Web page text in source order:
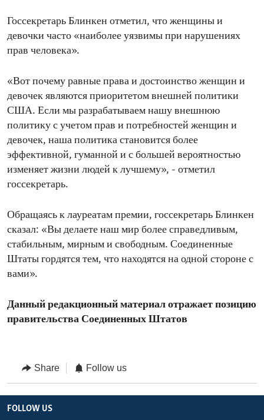
Госсекретарь Блинкен отметил, что женщины и
девочки часто «наиболее уязвимы при нарушениях
прав человека».
«Вот почему равные права и достоинство женщин и
девочек являются приоритетом внешней политики
США. Если мы разрабатываем нашу внешнюю
политику с учетом прав и потребностей женщин и
девочек, наша политика становится более
эффективной, гуманной и с большей вероятностью
изменяет жизни людей к лучшему», - отметил
госсекретарь.
Обращаясь к лауреатам премии, госсекретарь Блинкен
сказал: «Вы делаете наш мир более справедливым,
стабильным, мирным и свободным. Соединенные
Штаты гордятся тем, что находятся на одной стороне с
вами».
Данный редакционный материал отражает позицию
правительства Соединенных Штатов
Share Follow us
FOLLOW US